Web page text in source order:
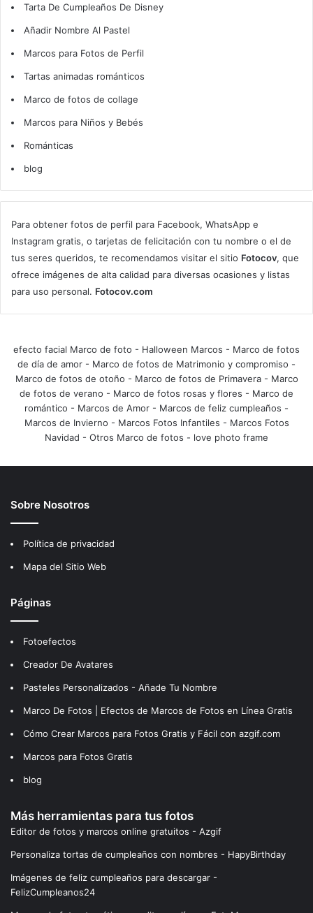
Tarta De Cumpleaños De Disney
Añadir Nombre Al Pastel
Marcos para Fotos de Perfil
Tartas animadas románticos
Marco de fotos de collage
Marcos para Niños y Bebés
Románticas
blog
Para obtener fotos de perfil para Facebook, WhatsApp e
Instagram gratis, o tarjetas de felicitación con tu nombre o el de
tus seres queridos, te recomendamos visitar el sitio Fotocov, que
ofrece imágenes de alta calidad para diversas ocasiones y listas
para uso personal. Fotocov.com
efecto facial Marco de foto - Halloween Marcos - Marco de fotos
de día de amor - Marco de fotos de Matrimonio y compromiso -
Marco de fotos de otoño - Marco de fotos de Primavera- Marco
de fotos de verano - Marco de fotos rosas y flores - Marco de
romántico - Marcos de Amor - Marcos de feliz cumpleaños -
Marcos de Invierno - Marcos Fotos Infantiles - Marcos Fotos
Navidad - Otros Marco de fotos - love photo frame
Sobre Nosotros
Política de privacidad
Mapa del Sitio Web
Páginas
Fotoefectos
Creador De Avatares
Pasteles Personalizados - Añade Tu Nombre
Marco De Fotos | Efectos de Marcos de Fotos en Línea Gratis
Cómo Crear Marcos para Fotos Gratis y Fácil con azgif.com
Marcos para Fotos Gratis
blog
Más herramientas para tus fotos
Editor de fotos y marcos online gratuitos - Azgif
Personaliza tortas de cumpleaños con nombres - HapyBirthday
Imágenes de feliz cumpleaños para descargar -
FelizCumpleanos24